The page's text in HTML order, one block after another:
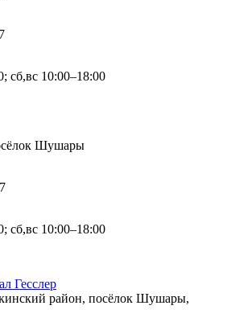
сб,вс 10:00–18:00
Шушары
сб,вс 10:00–18:00
Гесслер
район, посёлок Шушары,